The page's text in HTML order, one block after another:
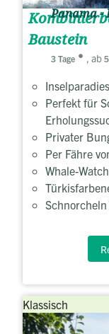
Baustein
Panama -
3 Tage , ab
Perfekt für
Privater
Per Fähre
Whale-
Klassisch